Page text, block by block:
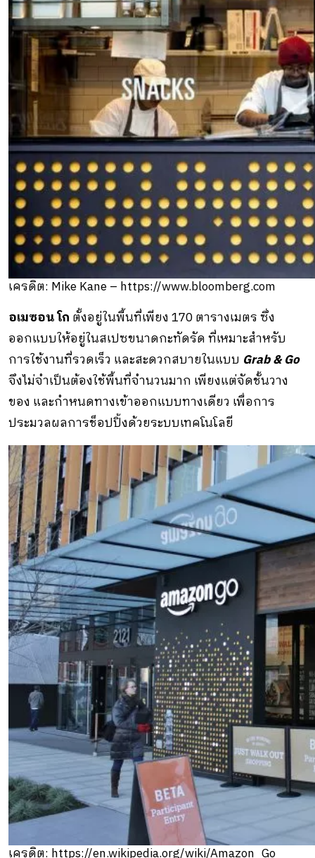
เครดิต: Mike Kane – https://www.bloomberg.com
อเมซอน โก ตั้งอยู่ในพื้นที่เพียง 170 ตารางเมตร ซึ่ง
ออกแบบให้อยู่ในสเปซขนาดกะทัดรัด ที่เหมาะสำหรับ
การใช้งานที่รวดเร็ว และสะดวกสบายในแบบ Grab & Go
จึงไม่จำเป็นต้องใช้พื้นที่จำนวนมาก เพียงแต่จัดชั้นวาง
ของ และกำหนดทางเข้าออกแบบทางเดียว เพื่อการ
ประมวลผลการช็อปปิ้งด้วยระบบเทคโนโลยี
เครดิต: https://en.wikipedia.org/wiki/Amazon_Go